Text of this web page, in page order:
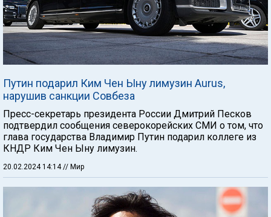
Путин подарил Ким Чен Ыну лимузин Aurus,
нарушив санкции Совбеза
Пресс-секретарь президента России Дмитрий Песков
подтвердил сообщения северокорейских СМИ о том, что
глава государства Владимир Путин подарил коллеге из
КНДР Ким Чен Ыну лимузин.
20.02.2024 14:14 // Мир